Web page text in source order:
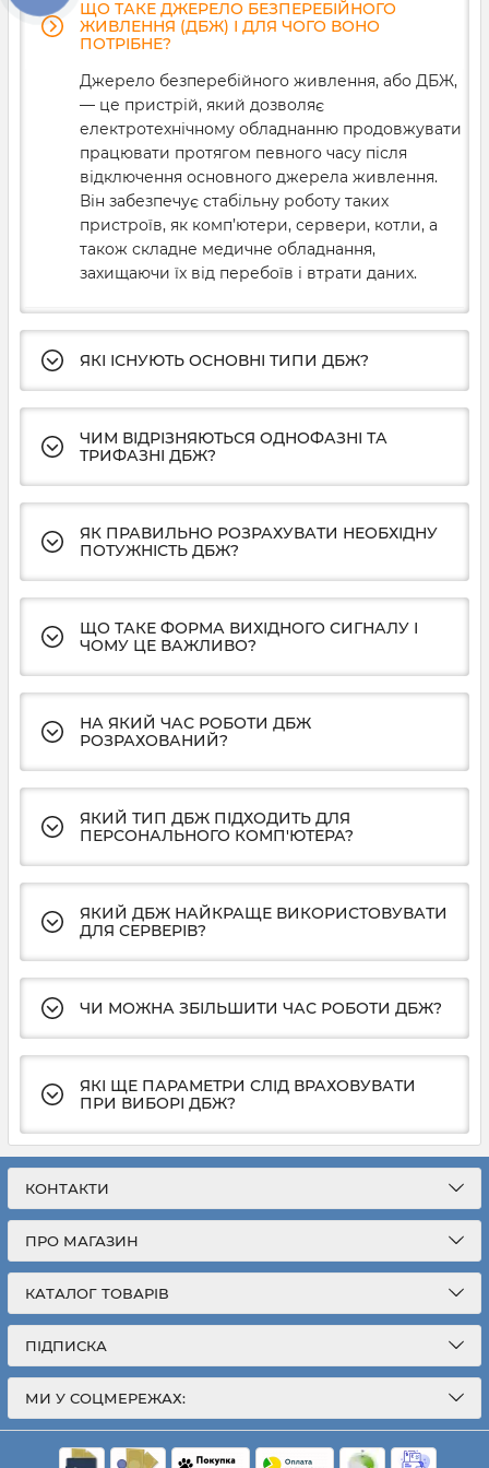
ЩО ТАКЕ ДЖЕРЕЛО БЕЗПЕРЕБІЙНОГО
ЖИВЛЕННЯ (ДБЖ) І ДЛЯ ЧОГО ВОНО
ПОТРІБНЕ?
Джерело безперебійного живлення, або ДБЖ,
— це пристрій, який дозволяє
електротехнічному обладнанню продовжувати
працювати протягом певного часу після
відключення основного джерела живлення.
Він забезпечує стабільну роботу таких
пристроїв, як комп’ютери, сервери, котли, а
також складне медичне обладнання,
захищаючи їх від перебоїв і втрати даних.
ЯКІ ІСНУЮТЬ ОСНОВНІ ТИПИ ДБЖ?
ЧИМ ВІДРІЗНЯЮТЬСЯ ОДНОФАЗНІ ТА
ТРИФАЗНІ ДБЖ?
ЯК ПРАВИЛЬНО РОЗРАХУВАТИ НЕОБХІДНУ
ПОТУЖНІСТЬ ДБЖ?
ЩО ТАКЕ ФОРМА ВИХІДНОГО СИГНАЛУ І
ЧОМУ ЦЕ ВАЖЛИВО?
НА ЯКИЙ ЧАС РОБОТИ ДБЖ
РОЗРАХОВАНИЙ?
ЯКИЙ ТИП ДБЖ ПІДХОДИТЬ ДЛЯ
ПЕРСОНАЛЬНОГО КОМП'ЮТЕРА?
ЯКИЙ ДБЖ НАЙКРАЩЕ ВИКОРИСТОВУВАТИ
ДЛЯ СЕРВЕРІВ?
ЧИ МОЖНА ЗБІЛЬШИТИ ЧАС РОБОТИ ДБЖ?
ЯКІ ЩЕ ПАРАМЕТРИ СЛІД ВРАХОВУВАТИ
ПРИ ВИБОРІ ДБЖ?
КОНТАКТИ
ПРО МАГАЗИН
КАТАЛОГ ТОВАРІВ
ПІДПИСКА
МИ У СОЦМЕРЕЖАХ: